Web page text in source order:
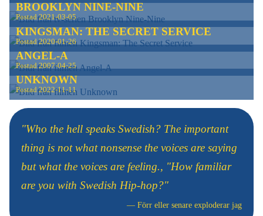
BROOKLYN NINE-NINE
Postad2021-03-05
KINGSMAN: THE SECRET SERVICE
Postad2020-01-26
ANGEL-A
Postad2007-04-25
UNKNOWN
Postad2022-11-11
"Who the hell speaks Swedish? The important
thing is not what nonsense the voices are saying
but what the voices are feeling., "How familiar
are you with Swedish Hip-hop?"
— Förr eller senare exploderar jag